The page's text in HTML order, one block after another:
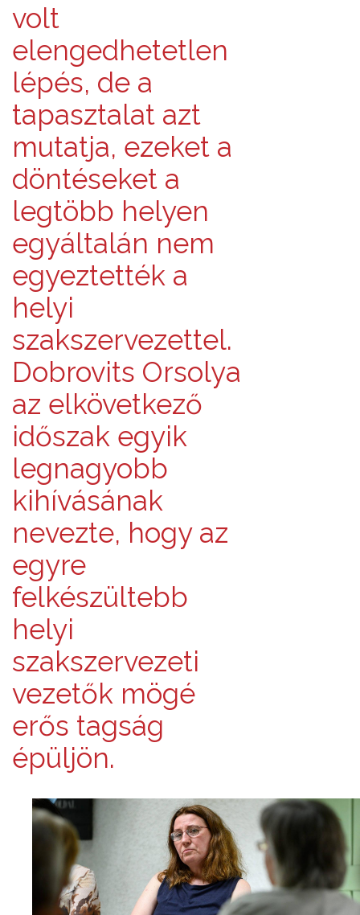
volt
elengedhetetlen
lépés, de a
tapasztalat azt
mutatja, ezeket a
döntéseket a
legtöbb helyen
egyáltalán nem
egyeztették a
helyi
szakszervezettel.
Dobrovits Orsolya
az elkövetkező
időszak egyik
legnagyobb
kihívásának
nevezte, hogy az
egyre
felkészültebb
helyi
szakszervezeti
vezetők mögé
erős tagság
épüljön.